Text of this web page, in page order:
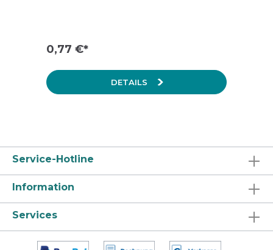
0,77 €*
DETAILS
Service-Hotline
Information
Services